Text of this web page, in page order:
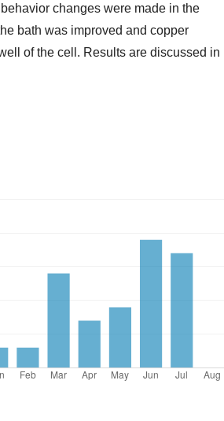
changes were made in the
bath was improved and copper
of the cell. Results are discussed in